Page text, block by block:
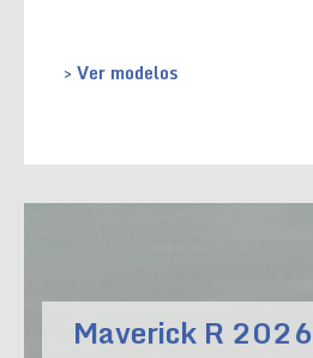
> Ver modelos
Maverick R 2026